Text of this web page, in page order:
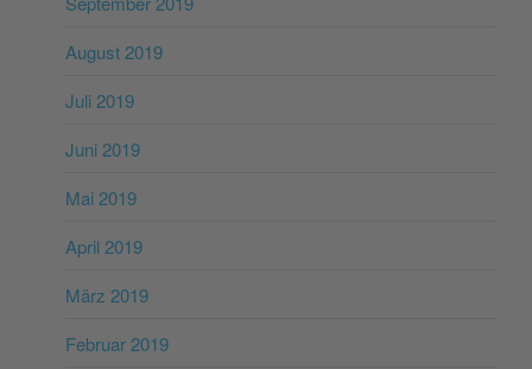
August 2019
Juli 2019
Juni 2019
Mai 2019
April 2019
März 2019
Februar 2019